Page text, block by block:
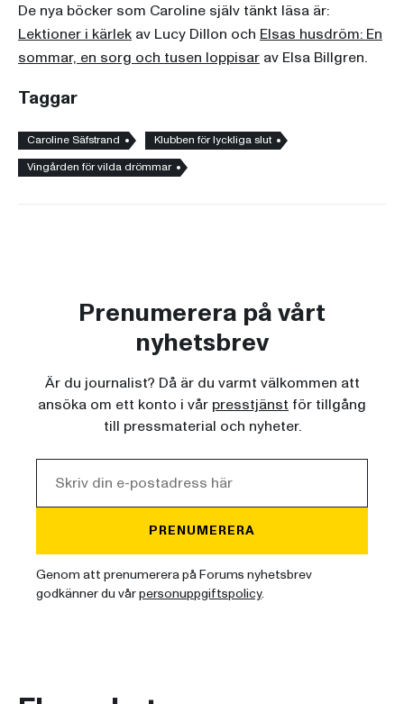
De nya böcker som Caroline själv tänkt läsa är:
Lektioner i kärlek av Lucy Dillon och Elsas husdröm: En
sommar, en sorg och tusen loppisar av Elsa Billgren.
Taggar
Caroline Säfstrand
Klubben för lyckliga slut
Vingården för vilda drömmar
Prenumerera på vårt
nyhetsbrev
Är du journalist? Då är du varmt välkommen att
ansöka om ett konto i vår presstjänst för tillgång
till pressmaterial och nyheter.
PRENUMERERA
Genom att prenumerera på Forums nyhetsbrev
godkänner du vårpersonuppgiftspolicy.